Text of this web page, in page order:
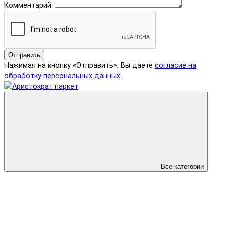
Комментарий:
Отправить
Нажимая на кнопку «Отправить», Вы даете согласие на
обработку персональных данных.
Все категории